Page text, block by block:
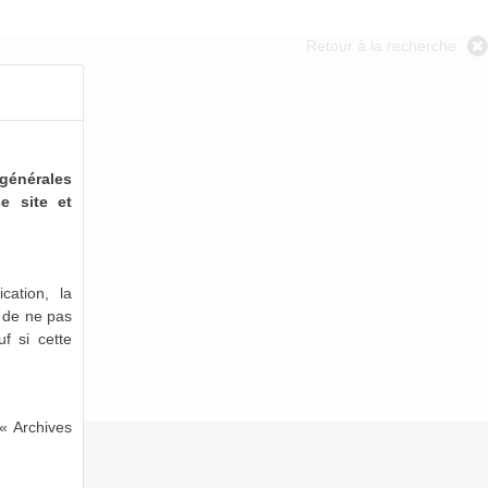
Retour à la recherche
site et
la
ne pas
si cette
Archives